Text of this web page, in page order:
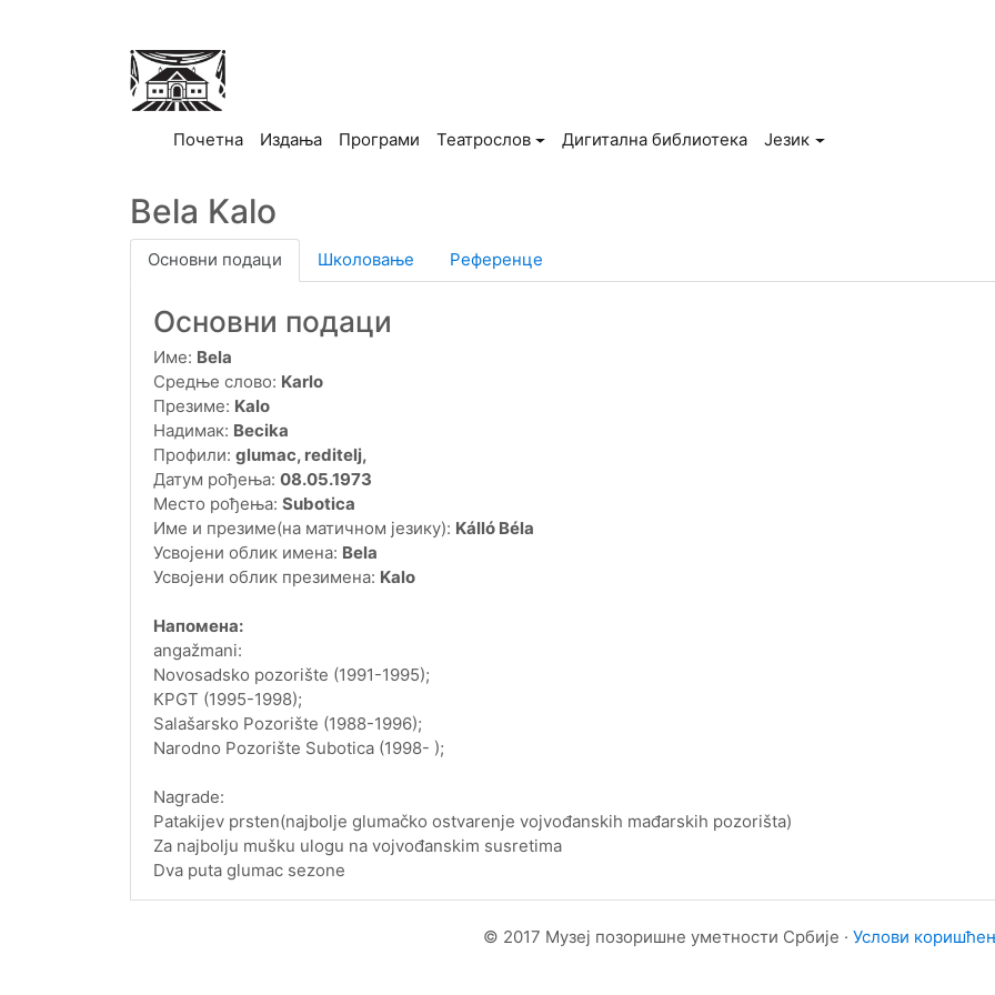
Почетна(current)
Издања Програми Театрослов Дигитална библиотека Језик
Bela Kalo
Основни подаци Школовање Референце
Основни подаци
Име: Bela
Средње слово: Karlo
Презиме: Kalo
Надимак: Becika
Профили: glumac, reditelj,
Датум рођења: 08.05.1973
Место рођења: Subotica
Име и презиме(на матичном језику): Kálló Béla
Усвојени облик имена: Bela
Усвојени облик презимена: Kalo
Напомена:
angažmani:
Novosadsko pozorište (1991-1995);
KPGT (1995-1998);
Salašarsko Pozorište (1988-1996);
Narodno Pozorište Subotica (1998- );
Nagrade:
Patakijev prsten(najbolje glumačko ostvarenje vojvođanskih mađarskih pozorišta)
Za najbolju mušku ulogu na vojvođanskim susretima
Dva puta glumac sezone
© 2017 Музеј позоришне уметности Србије · Услови